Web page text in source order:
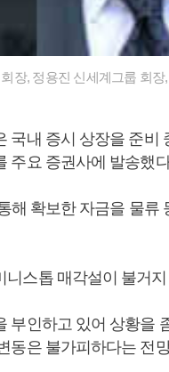
장, 정용진 신세계그룹 회
국내 증시 상장을 준비
주요 증권사에 발송했
해 확보한 자금을 물
니스톱 매각설이 불거
부인하고 있어 상황을
동은 불가피하다는 전